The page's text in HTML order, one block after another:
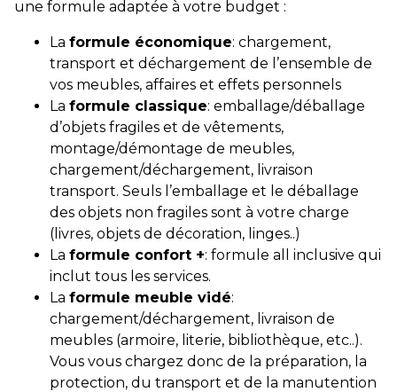
une formule adaptée à votre budget :
La formule économique: chargement,
transport et déchargement de l’ensemble de
vos meubles, affaires et effets personnels
La formule classique: emballage/déballage
d’objets fragiles et de vêtements,
montage/démontage de meubles,
chargement/déchargement, livraison
transport. Seuls l’emballage et le déballage
des objets non fragiles sont à votre charge
(livres, objets de décoration, linges..)
La formule confort +: formule all inclusive qui
inclut tous les services.
La formule meuble vidé:
chargement/déchargement, livraison de
meubles (armoire, literie, bibliothèque, etc..).
Vous vous chargez donc de la préparation, la
protection, du transport et de la manutention